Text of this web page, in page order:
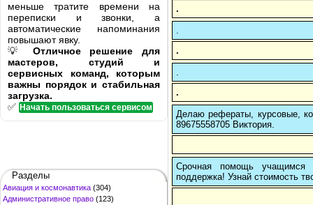
меньше тратите времени на
переписки и звонки, а
автоматические напоминания
повышают явку.
💡 Отличное решение для
мастеров, студий и
сервисных команд, которым
важны порядок и стабильная
загрузка.
✅ Начать пользоваться сервисом
Разделы
Авиация и космонавтика (304)
Административное право (123)
.
.
.
Делаю рефераты, курсовые,
89675558705 Виктория.
Срочная помощь учащимся в
поддержка! Узнай стоимость